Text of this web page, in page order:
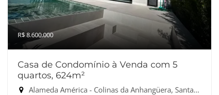
R$ 8.600.000
Casa de Condomínio à Venda com 5
quartos, 624m²
Alameda América - Colinas da Anhangüera, Santana de Parnaíba-SP